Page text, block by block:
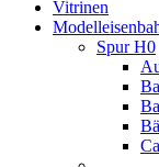
Vitrinen
Spur H0